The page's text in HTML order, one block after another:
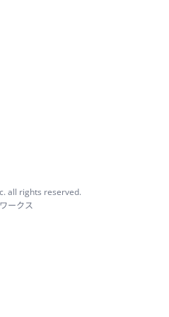
all rights reserved.
ークス